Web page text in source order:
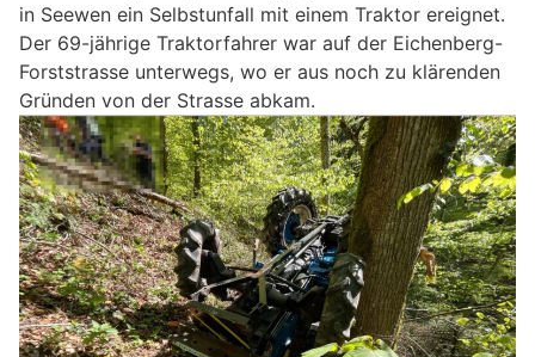
in Seewen ein Selbstunfall mit einem Traktor ereignet.
Der 69-jährige Traktorfahrer war auf der Eichenberg-
Forststrasse unterwegs, wo er aus noch zu klärenden
Gründen von der Strasse abkam.